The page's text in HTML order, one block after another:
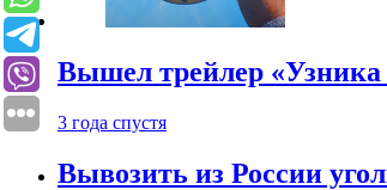
Вышел трейлер
3 года спустя
Вывозить из России